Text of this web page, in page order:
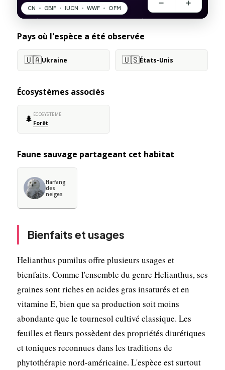
Pays où l'espèce a été observée
🇺🇦Ukraine 🇺🇸États-Unis
Écosystèmes associés
🌲 ÉCOSYSTÈME
Forêt
Faune sauvage partageant cet habitat
Harfang
des
neiges
Bienfaits et usages
Helianthus pumilus offre plusieurs usages et
bienfaits. Comme l'ensemble du genre Helianthus, ses
graines sont riches en acides gras insaturés et en
vitamine E, bien que sa production soit moins
abondante que le tournesol cultivé classique. Les
feuilles et fleurs possèdent des propriétés diurétiques
et toniques reconnues dans les traditions de
phytothérapie nord-américaine. L'espèce est surtout